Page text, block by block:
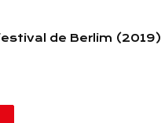
de Berlim (2019)